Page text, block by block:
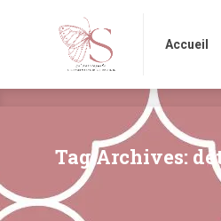
Accueil
Tag Archives: